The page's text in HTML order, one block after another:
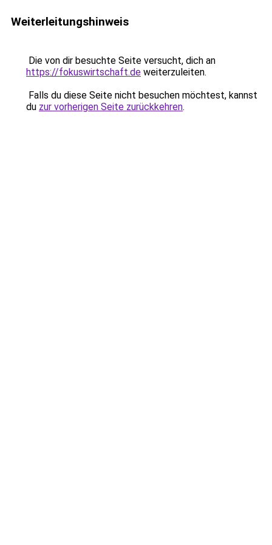
Weiterleitungshinweis
Die von dir besuchte Seite versucht, dich an
https://fokuswirtschaft.de weiterzuleiten.
Falls du diese Seite nicht besuchen möchtest, kannst
du zur vorherigen Seite zurückkehren.